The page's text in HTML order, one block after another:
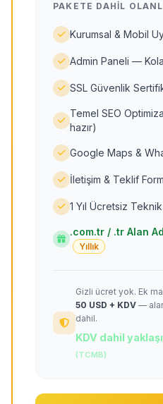
PAKETE DAHIL
Kurumsal & Mobil
Admin Paneli —
SSL Güvenlik
Temel SEO
hazır)
Google Maps &
İletişim & Teklif
1 Yıl Ücretsiz
.com.tr / .tr Alan
Yıllık
Gizli ücret yok. Ek
50 USD + KDV —
dahil.
KDV dahil
(TCMB)